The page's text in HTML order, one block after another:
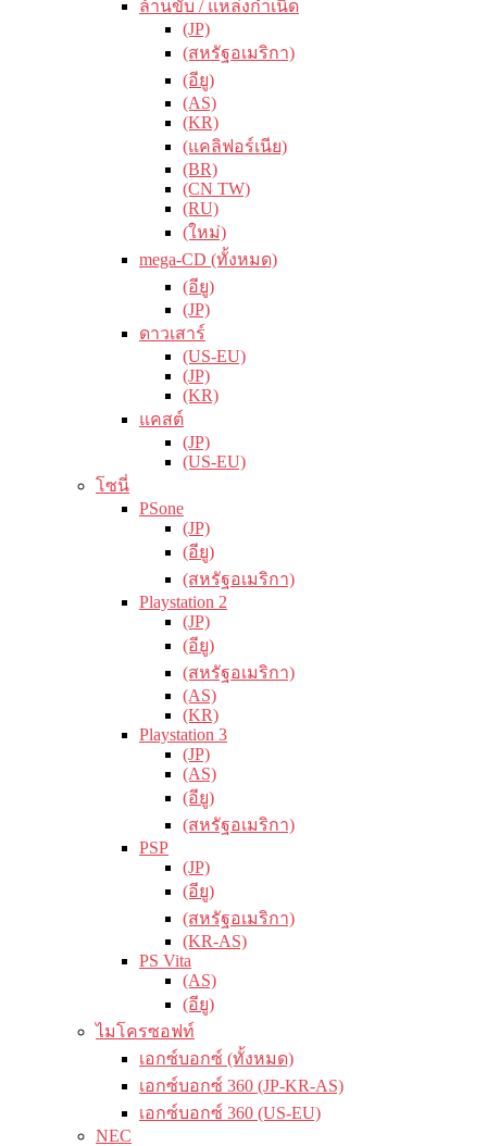
ล้านขับ / แหล่งกำเนิด
(JP)
(สหรัฐอเมริกา)
(อียู)
(AS)
(KR)
(แคลิฟอร์เนีย)
(BR)
(CN TW)
(RU)
(ใหม่)
mega-CD (ทั้งหมด)
(อียู)
(JP)
ดาวเสาร์
(US-EU)
(JP)
(KR)
แคสต์
(JP)
(US-EU)
โซนี่
PSone
(JP)
(อียู)
(สหรัฐอเมริกา)
Playstation 2
(JP)
(อียู)
(สหรัฐอเมริกา)
(AS)
(KR)
Playstation 3
(JP)
(AS)
(อียู)
(สหรัฐอเมริกา)
PSP
(JP)
(อียู)
(สหรัฐอเมริกา)
(KR-AS)
PS Vita
(AS)
(อียู)
ไมโครซอฟท์
เอกซ์บอกซ์ (ทั้งหมด)
เอกซ์บอกซ์ 360 (JP-KR-AS)
เอกซ์บอกซ์ 360 (US-EU)
NEC